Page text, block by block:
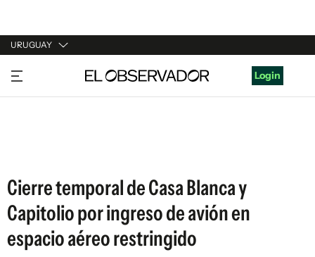
URUGUAY
URUGUAY
ARGENTINA
Login
Cierre temporal de Casa Blanca y
Capitolio por ingreso de avión en
espacio aéreo restringido